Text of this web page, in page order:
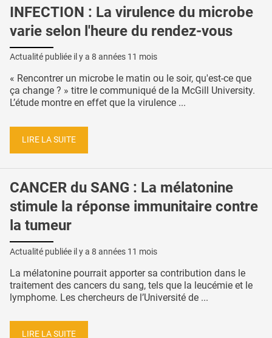
INFECTION : La virulence du microbe
varie selon l'heure du rendez-vous
Actualité publiée il y a 8 années 11 mois
« Rencontrer un microbe le matin ou le soir, qu'est-ce que
ça change ? » titre le communiqué de la McGill University.
L’étude montre en effet que la virulence ...
LIRE LA SUITE
CANCER du SANG : La mélatonine
stimule la réponse immunitaire contre
la tumeur
Actualité publiée il y a 8 années 11 mois
La mélatonine pourrait apporter sa contribution dans le
traitement des cancers du sang, tels que la leucémie et le
lymphome. Les chercheurs de l’Université de ...
LIRE LA SUITE